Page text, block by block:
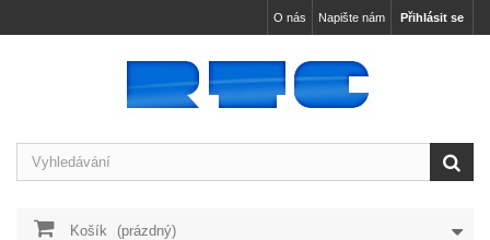
Přihlásit se
Napište nám
O nás
Košík (prázdný)